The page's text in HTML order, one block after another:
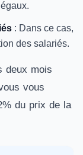
: Dans ce cas,
des salariés.
deux mois
vous
du prix de la